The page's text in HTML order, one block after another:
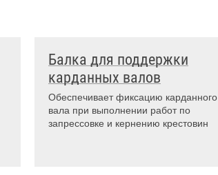
Балка для поддержки
карданных валов
Обеспечивает фиксацию карданного
вала при выполнении работ по
запрессовке и кернению крестовин